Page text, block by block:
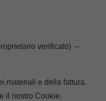
verificato) –
materiali e della fattura.
il nostro Cookie.